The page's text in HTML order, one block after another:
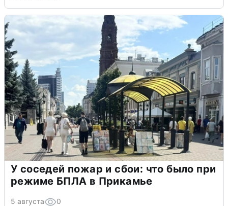
У соседей пожар и сбои: что было при
режиме БПЛА в Прикамье
5 августа 0